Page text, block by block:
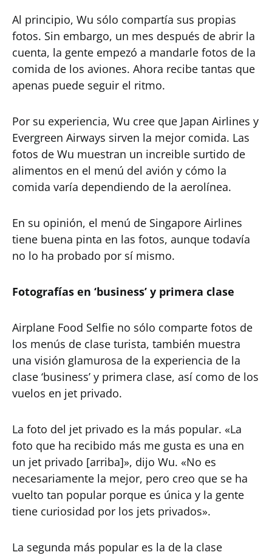
Al principio, Wu sólo compartía sus propias
fotos. Sin embargo, un mes después de abrir la
cuenta, la gente empezó a mandarle fotos de la
comida de los aviones. Ahora recibe tantas que
apenas puede seguir el ritmo.
Por su experiencia, Wu cree que Japan Airlines y
Evergreen Airways sirven la mejor comida. Las
fotos de Wu muestran un increible surtido de
alimentos en el menú del avión y cómo la
comida varía dependiendo de la aerolínea.
En su opinión, el menú de Singapore Airlines
tiene buena pinta en las fotos, aunque todavía
no lo ha probado por sí mismo.
Fotografías en ‘business’ y primera clase
Airplane Food Selfie no sólo comparte fotos de
los menús de clase turista, también muestra
una visión glamurosa de la experiencia de la
clase ‘business’ y primera clase, así como de los
vuelos en jet privado.
La foto del jet privado es la más popular. «La
foto que ha recibido más me gusta es una en
un jet privado [arriba]», dijo Wu. «No es
necesariamente la mejor, pero creo que se ha
vuelto tan popular porque es única y la gente
tiene curiosidad por los jets privados».
La segunda más popular es la de la clase